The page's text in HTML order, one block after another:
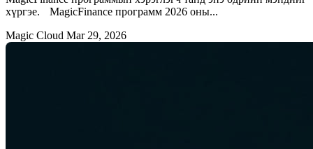
хүргэе. MagicFinance программ 2026 оны...
Magic Cloud Mar 29, 2026